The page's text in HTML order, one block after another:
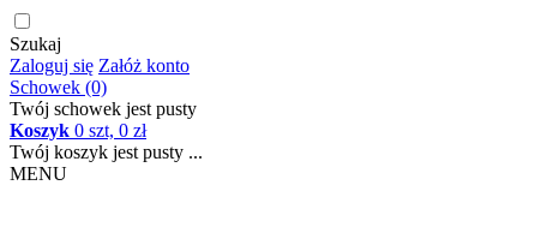
Szukaj
Zaloguj się Załóż konto
Schowek (0)
Twój schowek jest pusty
Koszyk 0 szt, 0 zł
Twój koszyk jest pusty ...
MENU